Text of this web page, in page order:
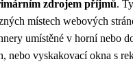
zdrojem příjmů.
místech webových
umístěné v horní nebo
nebo vyskakovací okna s